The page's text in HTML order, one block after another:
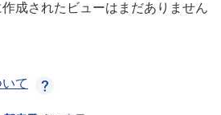
成されたビューはまだありません
て